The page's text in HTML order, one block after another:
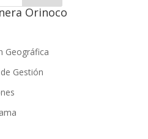
Orinoco
Geográfica
Gestión